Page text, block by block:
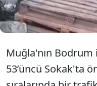
mahkemece
Muğla'nın
53’üncü Sokak'ta